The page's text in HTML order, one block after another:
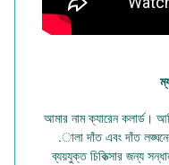
আমার নাম ক্যারেন কলার্ড।
.ালা দাঁত এবং দাঁত
ব্যয়যুক্ত চিকিত্সার জন্য